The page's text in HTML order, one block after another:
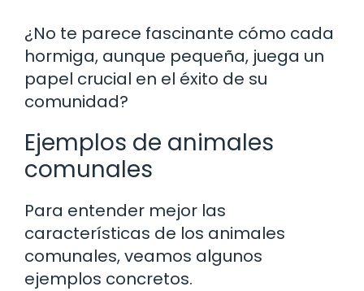
¿No te parece fascinante cómo cada
hormiga, aunque pequeña, juega un
papel crucial en el éxito de su
comunidad?
Ejemplos de animales
comunales
Para entender mejor las
características de los animales
comunales, veamos algunos
ejemplos concretos.